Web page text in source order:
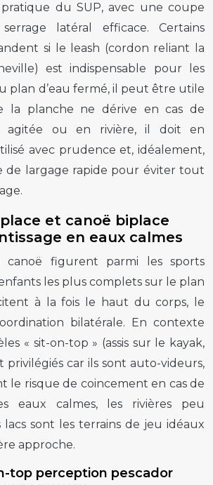
du SUP, avec une coupe
latéral efficace. Certains
si le leash (cordon reliant la
est indispensable pour les
plan d’eau fermé, il peut être utile
la planche ne dérive en cas de
agitée ou en rivière, il doit en
avec prudence et, idéalement,
de largage rapide pour éviter tout
et canoë biplace
en eaux calmes
figurent parmi les sports
les plus complets sur le plan
à la fois le haut du corps, le
bilatérale. En contexte
« sit-on-top » (assis sur le kayak,
privilégiés car ils sont auto-videurs,
le risque de coincement en cas de
eaux calmes, les rivières peu
sont les terrains de jeu idéaux
approche.
top perception pescador